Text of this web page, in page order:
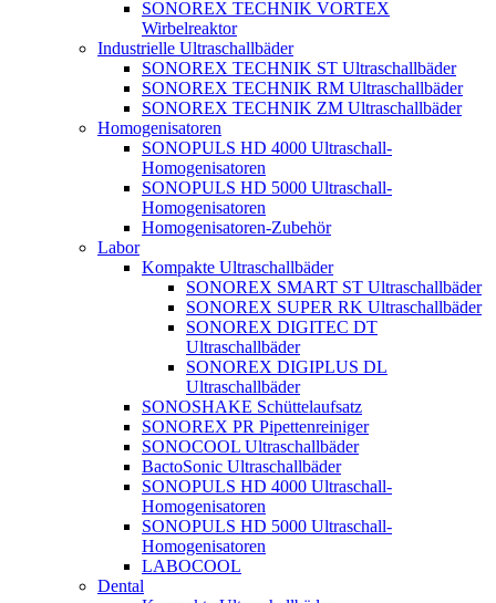
SONOREX TECHNIK VORTEX
Wirbelreaktor
Industrielle Ultraschallbäder
SONOREX TECHNIK ST Ultraschallbäder
SONOREX TECHNIK RM Ultraschallbäder
SONOREX TECHNIK ZM Ultraschallbäder
Homogenisatoren
SONOPULS HD 4000 Ultraschall-
Homogenisatoren
SONOPULS HD 5000 Ultraschall-
Homogenisatoren
Homogenisatoren-Zubehör
Labor
Kompakte Ultraschallbäder
SONOREX SMART ST Ultraschallbäder
SONOREX SUPER RK Ultraschallbäder
SONOREX DIGITEC DT
Ultraschallbäder
SONOREX DIGIPLUS DL
Ultraschallbäder
SONOSHAKE Schüttelaufsatz
SONOREX PR Pipettenreiniger
SONOCOOL Ultraschallbäder
BactoSonic Ultraschallbäder
SONOPULS HD 4000 Ultraschall-
Homogenisatoren
SONOPULS HD 5000 Ultraschall-
Homogenisatoren
LABOCOOL
Dental